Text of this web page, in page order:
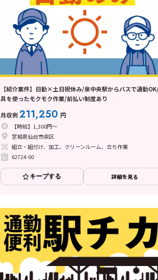
【紹介案件】日勤×土日祝休み/泉中央駅からバスで通勤
具を使ったモクモク作業/前払い制度あり
月収例211,250 円
【時給】1,300円～
宮城県仙台市泉区
組立・組付け、加工、クリーンルーム、立ち作業
62724-00
キープする 詳細を見る